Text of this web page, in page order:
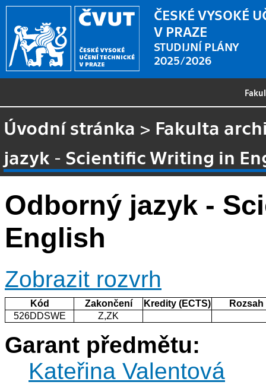
ČESKÉ VYSOKÉ
V PRAZE
STUDIJNÍ PLÁNY
2025/2026
Úvodní stránka > Fakulta
jazyk - Scientific Writing in
Odborný jazyk -
English
Zobrazit rozvrh
Kód Zakončení Kredity (ECTS)
Rozsah
526DDSWE
Z,ZK
Garant předmětu:
Kateřina Valentová